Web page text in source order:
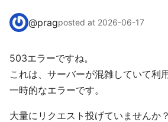
@pragposted at 2026-06-17
503エラーですね。
これは、サーバーが混雑していて利
一時的なエラーです。
大量にリクエスト投げていませんか？